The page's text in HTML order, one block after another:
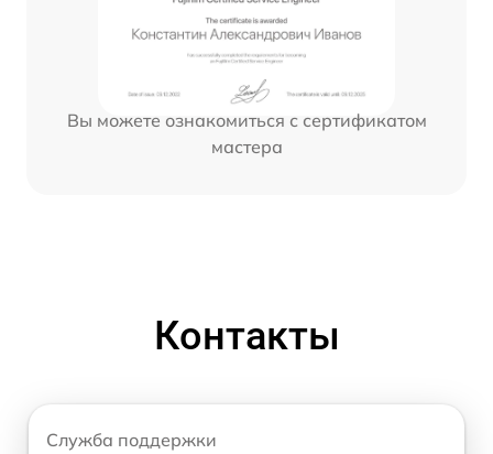
Вы можете ознакомиться с сертификатом
мастера
Контакты
Служба поддержки